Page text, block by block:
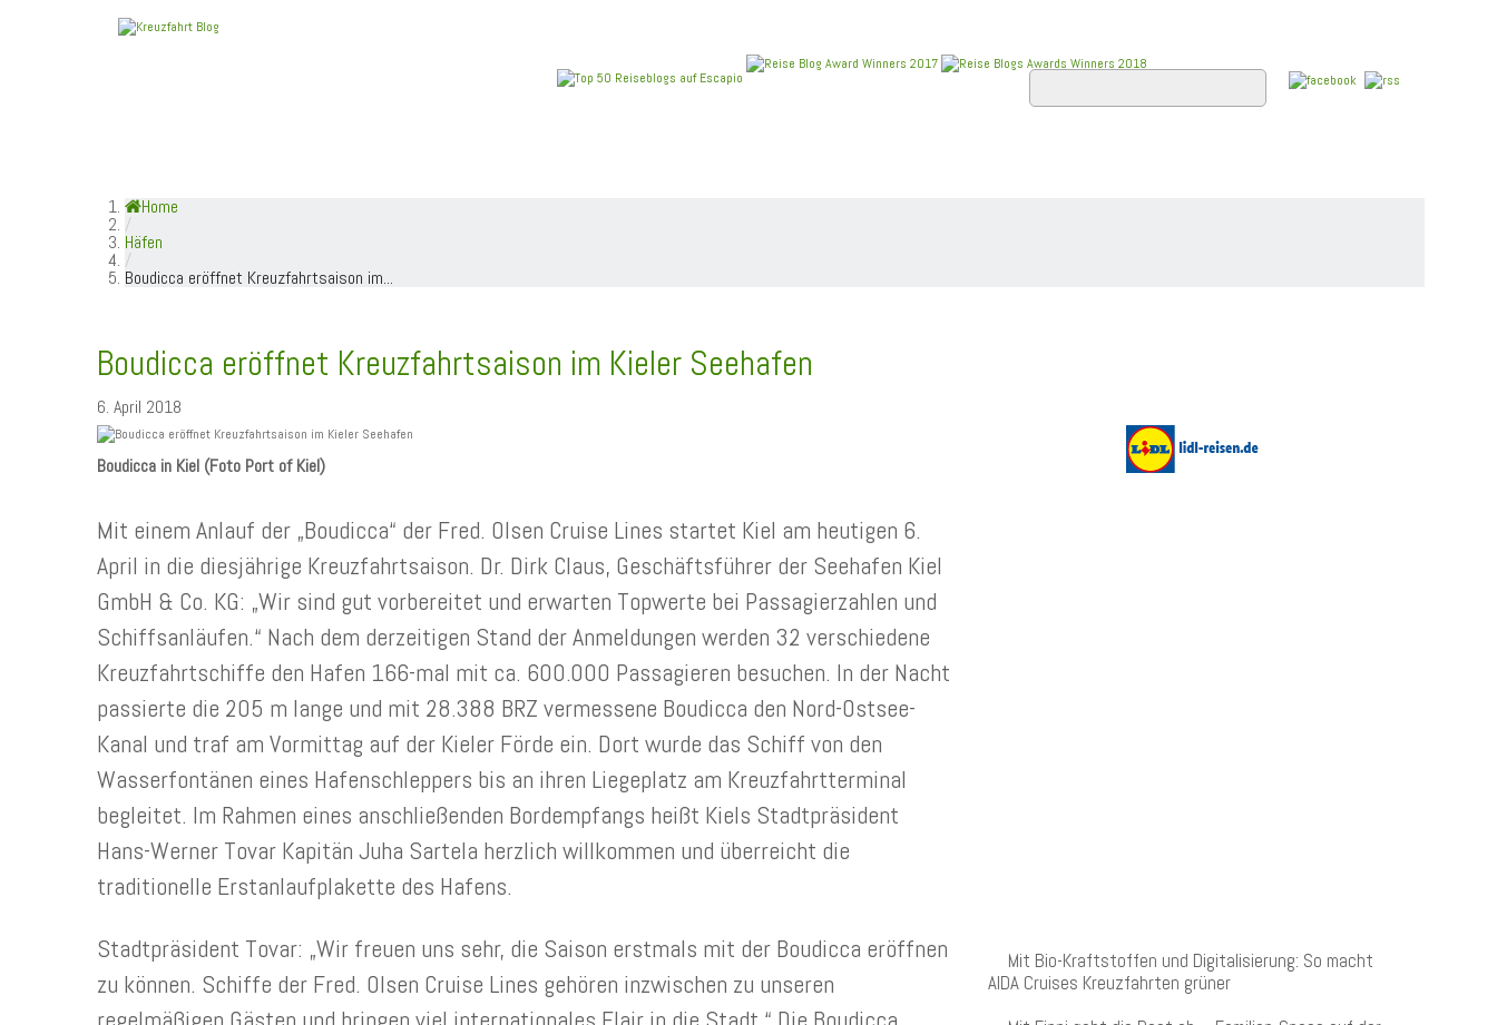
Home
/
Häfen
/
Boudicca eröffnet Kreuzfahrtsaison im...
Boudicca eröffnet Kreuzfahrtsaison im Kieler Seehafen
6. April 2018
Boudicca in Kiel (Foto Port of Kiel)
Mit einem Anlauf der „Boudicca“ der Fred. Olsen Cruise Lines startet Kiel am heutigen 6.
April in die diesjährige Kreuzfahrtsaison. Dr. Dirk Claus, Geschäftsführer der Seehafen Kiel
GmbH & Co. KG: „Wir sind gut vorbereitet und erwarten Topwerte bei Passagierzahlen und
Schiffsanläufen.“ Nach dem derzeitigen Stand der Anmeldungen werden 32 verschiedene
Kreuzfahrtschiffe den Hafen 166-mal mit ca. 600.000 Passagieren besuchen. In der Nacht
passierte die 205 m lange und mit 28.388 BRZ vermessene Boudicca den Nord-Ostsee-
Kanal und traf am Vormittag auf der Kieler Förde ein. Dort wurde das Schiff von den
Wasserfontänen eines Hafenschleppers bis an ihren Liegeplatz am Kreuzfahrtterminal
begleitet. Im Rahmen eines anschließenden Bordempfangs heißt Kiels Stadtpräsident
Hans-Werner Tovar Kapitän Juha Sartela herzlich willkommen und überreicht die
traditionelle Erstanlaufplakette des Hafens.
Stadtpräsident Tovar: „Wir freuen uns sehr, die Saison erstmals mit der Boudicca eröffnen
zu können. Schiffe der Fred. Olsen Cruise Lines gehören inzwischen zu unseren
Mit Bio-Kraftstoffen und Digitalisierung: So macht
AIDA Cruises Kreuzfahrten grüner